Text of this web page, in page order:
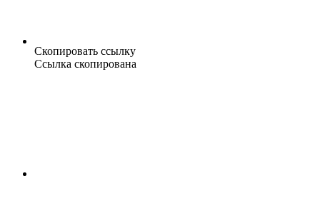
Скопировать ссылку
Ссылка скопирована